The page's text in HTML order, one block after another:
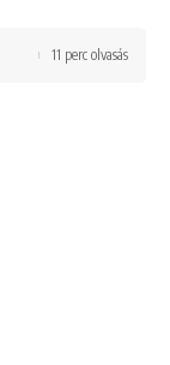
11 perc olvasás